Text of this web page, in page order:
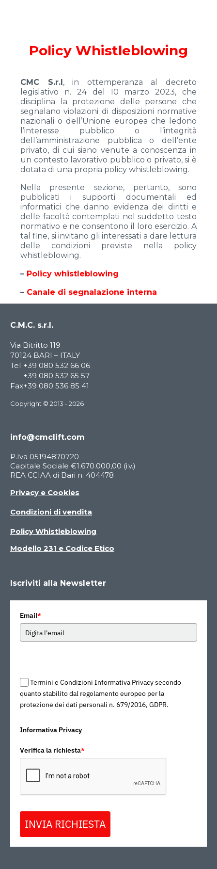
Full hydraulic
S13F S 15F S18F
Serie HD
Heavy Duty
S 19HD
Serie LC
S15 S20 S23
S27
Serie XL
S41
Policy Whistleblowing
CMC S.r.l, in ottemperanza al decreto
legislativo n. 24 del 10 marzo 2023, che
disciplina la protezione delle persone che
segnalano violazioni di disposizioni normative
nazionali o dell’Unione europea che ledono
l’interesse pubblico o l’integrità
dell’amministrazione pubblica o dell’ente
privato, di cui siano venute a conoscenza in
un contesto lavorativo pubblico o privato, si è
dotata di una propria policy whistleblowing.
Nella presente sezione, pertanto, sono
pubblicati i supporti documentali ed
informatici che danno evidenza dei diritti e
delle facoltà contemplati nel suddetto testo
normativo e ne consentono il loro esercizio. A
tal fine, si invitano gli interessati a dare lettura
delle condizioni previste nella policy
whistleblowing.
– Policy whistleblowing
– Canale di segnalazione interna
C.M.C. s.r.l.
Via Bitritto 119
70124 BARI – ITALY
Tel +39 080 532 66 06
+39 080 532 65 57
Fax+39 080 536 85 41
Copyright © 2013 - 2026
info@cmclift.com
P.Iva 05194870720
Capitale Sociale €1.670.000,00 (i.v.)
REA CCIAA di Bari n. 404478
Privacy e Cookies
Condizioni di vendita
Policy Whistleblowing
Modello 231 e Codice Etico
Iscriviti alla Newsletter
Email*
Termini e Condizioni Informativa Privacy secondo
quanto stabilito dal regolamento europeo per la
protezione dei dati personali n. 679/2016, GDPR.
Informativa Privacy
Verifica la richiesta*
INVIA RICHIESTA